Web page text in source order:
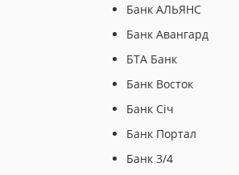
Банк АЛЬЯНС
Банк Авангард
БТА Банк
Банк Восток
Банк Січ
Банк Портал
Банк 3/4